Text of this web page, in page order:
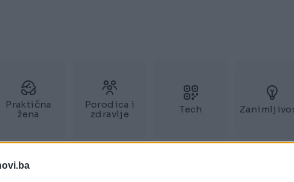
Praktična
žena
Porodica i
zdravlje
Tech